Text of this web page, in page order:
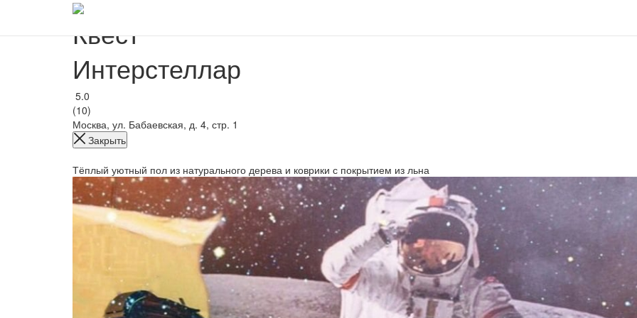
Квест
Интерстеллар
5.0
(10)
Москва, ул. Бабаевская, д. 4, стр. 1
Закрыть
Тёплый уютный пол из натурального дерева и коврики с покрытием из льна